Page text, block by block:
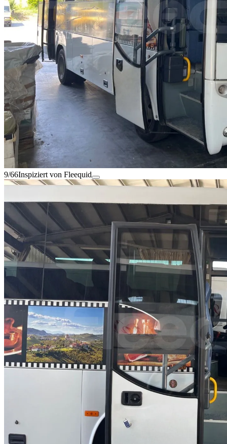
9/66Inspiziert von Fleequid